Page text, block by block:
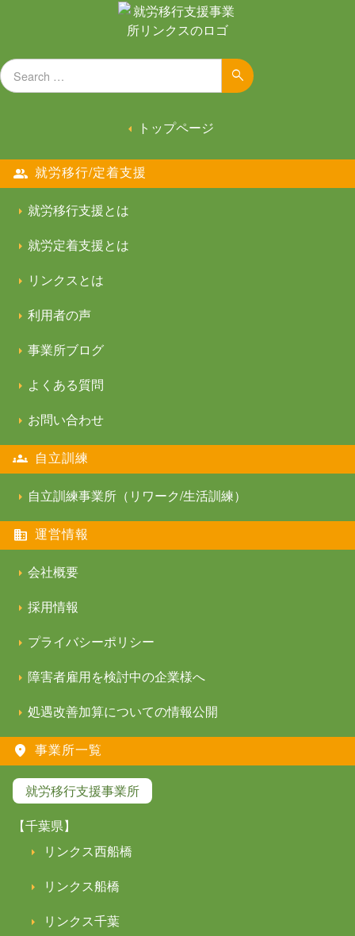
Search for: Search
トップページ
就労移行/定着支援
就労移行支援とは
就労定着支援とは
リンクスとは
利用者の声
事業所ブログ
よくある質問
お問い合わせ
自立訓練
自立訓練事業所（リワーク/生活訓練）
運営情報
会社概要
採用情報
プライバシーポリシー
障害者雇用を検討中の企業様へ
処遇改善加算についての情報公開
事業所一覧
就労移行支援事業所
【千葉県】
リンクス西船橋
リンクス船橋
リンクス千葉